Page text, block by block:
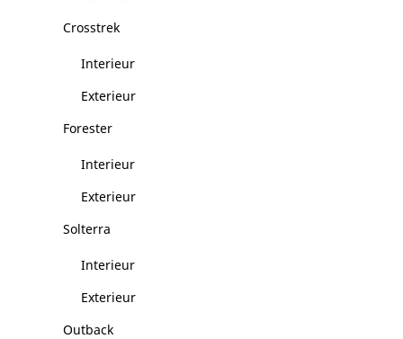
Crosstrek
Interieur
Exterieur
Forester
Interieur
Exterieur
Solterra
Interieur
Exterieur
Outback